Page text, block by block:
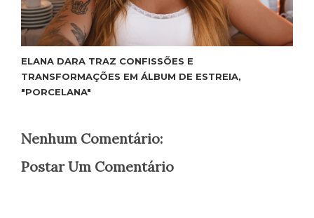
ELANA DARA TRAZ CONFISSÕES E
TRANSFORMAÇÕES EM ÁLBUM DE ESTREIA,
"PORCELANA"
Nenhum Comentário:
Postar Um Comentário